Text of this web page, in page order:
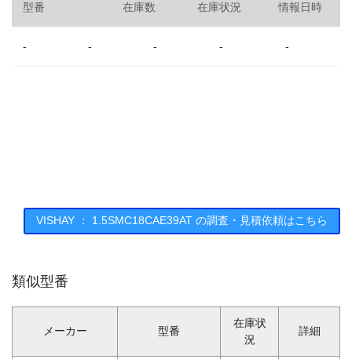
型番 在庫数 在庫状況 情報日時
- - - - -
VISHAY ： 1.5SMC18CAE39AT の調査・見積依頼はこちら
類似型番
メーカー 型番
在庫状
況
詳細